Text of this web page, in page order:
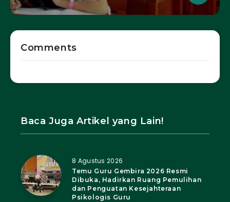
Comments
Baca Juga Artikel yang Lain!
8 Agustus 2026
Temu Guru Gembira 2026 Resmi
Dibuka, Hadirkan Ruang Pemulihan
dan Penguatan Kesejahteraan
Psikologis Guru